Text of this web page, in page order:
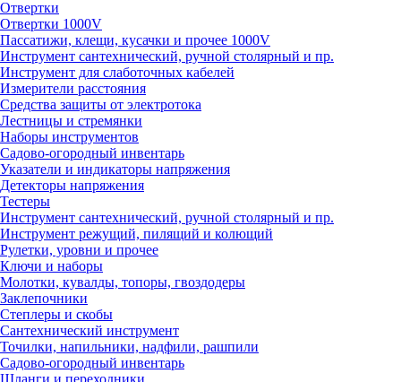
Отвертки
Отвертки 1000V
Пассатижи, клещи, кусачки и прочее 1000V
Инструмент сантехнический, ручной столярный и пр.
Инструмент для слаботочных кабелей
Измерители расстояния
Средства защиты от электротока
Лестницы и стремянки
Наборы инструментов
Садово-огородный инвентарь
Указатели и индикаторы напряжения
Детекторы напряжения
Тестеры
Инструмент сантехнический, ручной столярный и пр.
Инструмент режущий, пилящий и колющий
Рулетки, уровни и прочее
Ключи и наборы
Молотки, кувалды, топоры, гвоздодеры
Заклепочники
Степлеры и скобы
Сантехнический инструмент
Точилки, напильники, надфили, рашпили
Садово-огородный инвентарь
Шланги и переходники